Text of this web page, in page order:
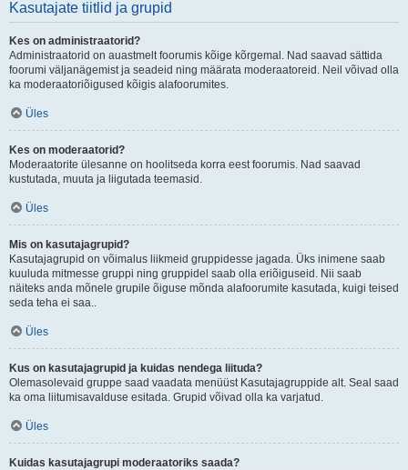
Kasutajate tiitlid ja grupid
Kes on administraatorid?
Administraatorid on auastmelt foorumis kõige kõrgemal. Nad saavad sättida
foorumi väljanägemist ja seadeid ning määrata moderaatoreid. Neil võivad olla
ka moderaatoriõigused kõigis alafoorumites.
Üles
Kes on moderaatorid?
Moderaatorite ülesanne on hoolitseda korra eest foorumis. Nad saavad
kustutada, muuta ja liigutada teemasid.
Üles
Mis on kasutajagrupid?
Kasutajagrupid on võimalus liikmeid gruppidesse jagada. Üks inimene saab
kuuluda mitmesse gruppi ning gruppidel saab olla eriõiguseid. Nii saab
näiteks anda mõnele grupile õiguse mõnda alafoorumite kasutada, kuigi teised
seda teha ei saa..
Üles
Kus on kasutajagrupid ja kuidas nendega liituda?
Olemasolevaid gruppe saad vaadata menüüst Kasutajagruppide alt. Seal saad
ka oma liitumisavalduse esitada. Grupid võivad olla ka varjatud.
Üles
Kuidas kasutajagrupi moderaatoriks saada?